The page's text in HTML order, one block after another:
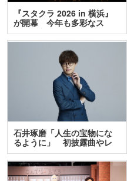
『スタクラ 2026 in 横浜』
が開幕 今年も多彩なス
テ…
石井琢磨「人生の宝物にな
るように」 初披露曲やレ
ア…